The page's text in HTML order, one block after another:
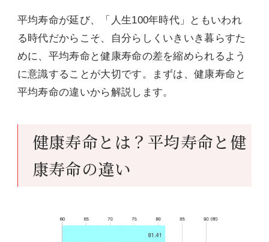
平均寿命が延び、「人生100年時代」ともいわれ
る時代だからこそ、自分らしくいきいき暮らすた
めに、平均寿命と健康寿命の差を縮められるよう
に意識することが大切です。まずは、健康寿命と
平均寿命の違いから解説します。
健康寿命とは？平均寿命と健
康寿命の違い